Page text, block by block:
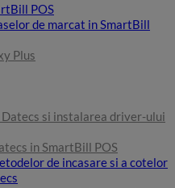
POS
de marcat in SmartBill
Plus
Datecs si instalarea driver-ului
in SmartBill POS
de incasare si a cotelor